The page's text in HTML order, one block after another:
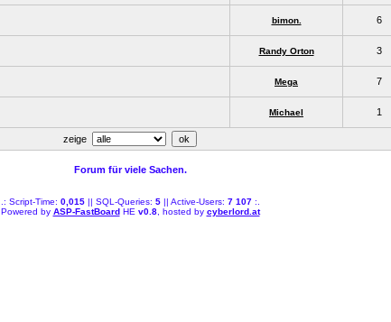
bimon. 6
Randy Orton 3
Mega 7
Michael 1
zeige
Forum für viele Sachen.
.: Script-Time: 0,015|| SQL-Queries: 5|| Active-Users: 7 107:.
Powered by ASP-FastBoardHE v0.8, hosted by cyberlord.at